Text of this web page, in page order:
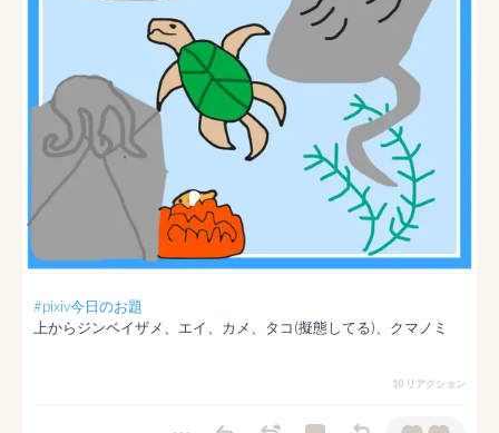
#pixiv今日のお題
上からジンベイザメ、エイ、カメ、タコ(擬態してる)、クマノミ
10 リアクション